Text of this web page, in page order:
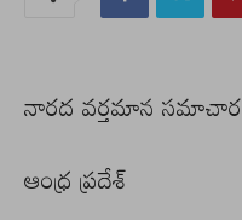
నారద వర్తమాన
ఆంధ్ర ప్రదేశ్